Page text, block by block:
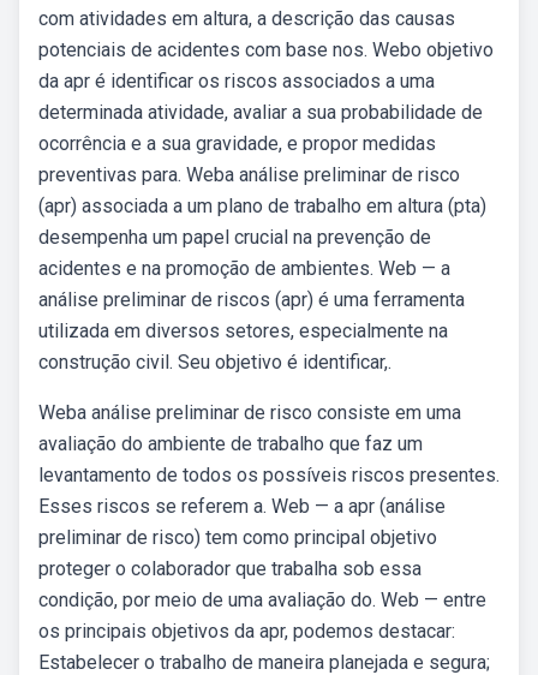
com atividades em altura, a descrição das causas
potenciais de acidentes com base nos. Webo objetivo
da apr é identificar os riscos associados a uma
determinada atividade, avaliar a sua probabilidade de
ocorrência e a sua gravidade, e propor medidas
preventivas para. Weba análise preliminar de risco
(apr) associada a um plano de trabalho em altura (pta)
desempenha um papel crucial na prevenção de
acidentes e na promoção de ambientes. Web — a
análise preliminar de riscos (apr) é uma ferramenta
utilizada em diversos setores, especialmente na
construção civil. Seu objetivo é identificar,.
Weba análise preliminar de risco consiste em uma
avaliação do ambiente de trabalho que faz um
levantamento de todos os possíveis riscos presentes.
Esses riscos se referem a. Web — a apr (análise
preliminar de risco) tem como principal objetivo
proteger o colaborador que trabalha sob essa
condição, por meio de uma avaliação do. Web — entre
os principais objetivos da apr, podemos destacar:
Estabelecer o trabalho de maneira planejada e segura;